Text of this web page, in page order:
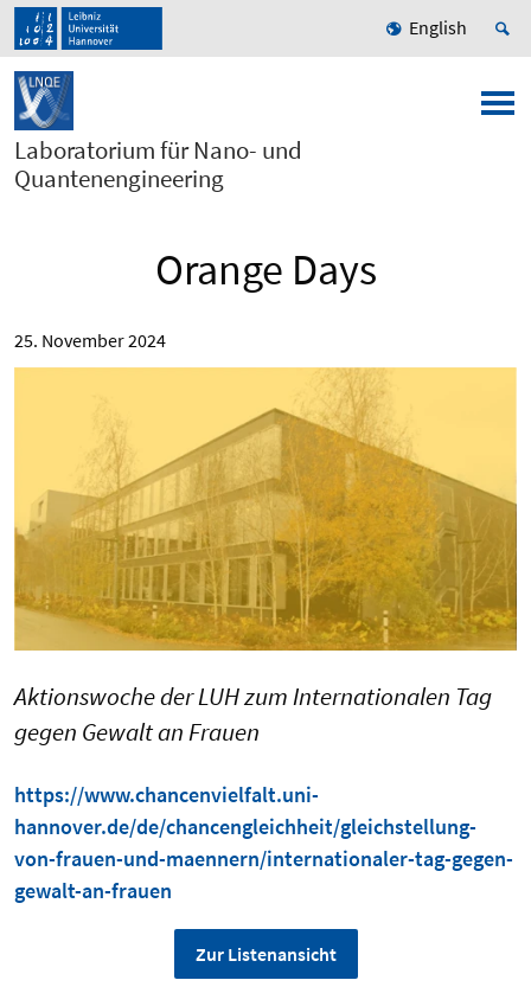
English
Laboratorium für Nano- und
Quantenengineering
Orange Days
25. November 2024
Aktionswoche der LUH zum Internationalen Tag
gegen Gewalt an Frauen
https://www.chancenvielfalt.uni-
hannover.de/de/chancengleichheit/gleichstellung-
von-frauen-und-maennern/internationaler-tag-gegen-
gewalt-an-frauen
Zur Listenansicht